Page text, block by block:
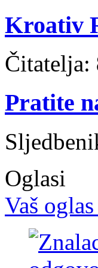
Kroativ
Čitatelja:
Pratite
Oglasi
Vaš